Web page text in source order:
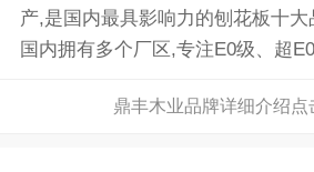
产,是国内最具影响力的刨花板十
国内拥有多个厂区,专注E0级、超
鼎丰木业品牌详细介绍点